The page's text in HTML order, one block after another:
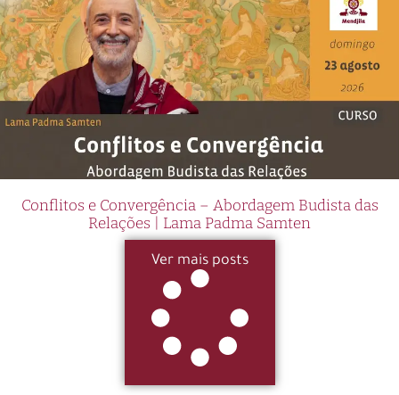
Conflitos e Convergência – Abordagem Budista das
Relações | Lama Padma Samten
Ver mais posts